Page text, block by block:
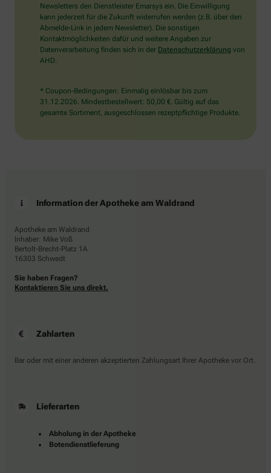
die
Flagge.
Newsletters den Dienstleister Emarsys ein. Die Einwilligung
kann jederzeit für die Zukunft widerrufen werden (z.B. über den
Abmelde-Link in jedem Newsletter). Die sonstigen
Kontaktmöglichkeiten dafür und weitere Angaben zur
Datenverarbeitung finden sich in der Datenschutzerklärung von
AHD.
* Coupon-Bedingungen: Einmalig einlösbar bis zum
31.12.2026. Mindestbestellwert: 50,00 €. Gültig auf das
gesamte Sortiment, ausgeschlossen rezeptpflichtige Produkte.
Information der Apotheke am Waldrand
Apotheke am Waldrand
Inhaber: Mike Voß
Bertolt-Brecht-Platz 1A
16303 Schwedt
Sie haben Fragen?
Kontaktieren Sie uns direkt.
Zahlarten
Bar oder mit einer anderen akzeptierten Zahlungsart Ihrer Apotheke vor Ort.
Lieferarten
Abholung in der Apotheke
Botendienstlieferung